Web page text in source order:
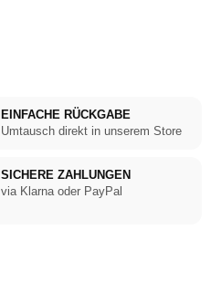
EINFACHE RÜCKGABE
Umtausch direkt in unserem Store
SICHERE ZAHLUNGEN
via Klarna oder PayPal